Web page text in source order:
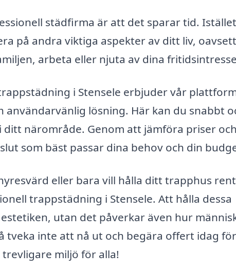
städfirma är att det sparar tid.
på andra viktiga aspekter av ditt liv,
arbeta eller njuta av dina
i Stensele erbjuder vår
användarvänlig lösning. Här kan du snabbt
närområde. Genom att jämföra priser och
som bäst passar dina behov och din
eller bara vill hålla ditt trapphus
trappstädning i Stensele. Att hålla dessa
utan det påverkar även hur
tveka inte att nå ut och begära offert idag
miljö för alla!